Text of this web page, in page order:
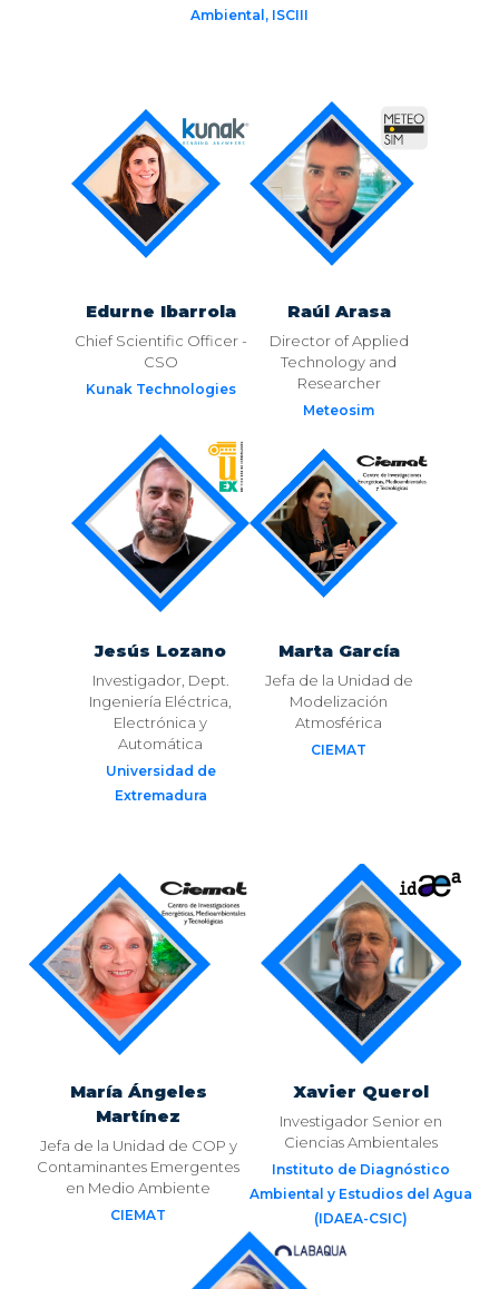
Ambiental, ISCIII
Edurne Ibarrola
Chief Scientific Officer -
CSO
Kunak Technologies
Raúl Arasa
Director of Applied
Technology and
Researcher
Meteosim
Jesús Lozano
Investigador, Dept.
Ingeniería Eléctrica,
Electrónica y
Automática
Universidad de
Extremadura
Marta García
Jefa de la Unidad de
Modelización
Atmosférica
CIEMAT
María Ángeles
Martínez
Jefa de la Unidad de COP y
Contaminantes Emergentes
en Medio Ambiente
CIEMAT
Xavier Querol
Investigador Senior en
Ciencias Ambientales
Instituto de Diagnóstico
Ambiental y Estudios del Agua
(IDAEA-CSIC)